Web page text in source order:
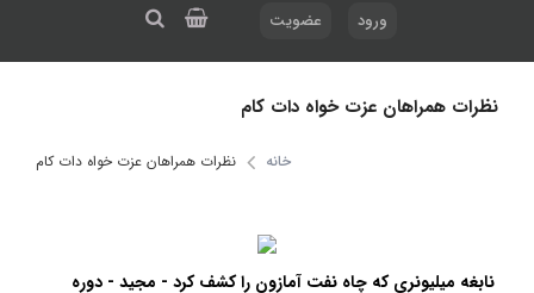
ورود عضویت
نظرات همراهان عزت خواه دات کام
خانه نظرات همراهان عزت خواه دات کام
نابغه میلیونری که چاه نفت آمازون را کشف کرد - مجید - دوره